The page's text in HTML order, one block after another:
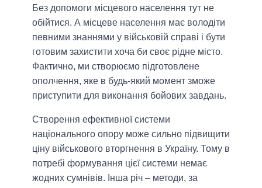
Без допомоги місцевого населення тут не
обійтися. А місцеве населення має володіти
певними знаннями у військовій справі і бути
готовим захистити хоча би своє рідне місто.
Фактично, ми створюємо підготовлене
ополчення, яке в будь-який момент зможе
приступити для виконання бойових завдань.
Створення ефективної системи
національного опору може сильно підвищити
ціну військового вторгнення в Україну. Тому в
потребі формування цієї системи немає
жодних сумнівів. Інша річ – методи, за